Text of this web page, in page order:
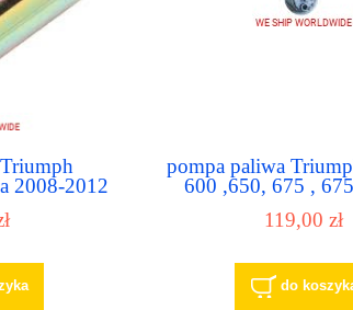
2008-2012
pompa paliwa
600 ,650, 675 ,
119,00 zł
do